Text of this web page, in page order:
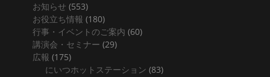
お知らせ (553)
お役立ち情報 (180)
行事・イベントのご案内 (60)
講演会・セミナー (29)
広報 (175)
にいつホットステーション (83)